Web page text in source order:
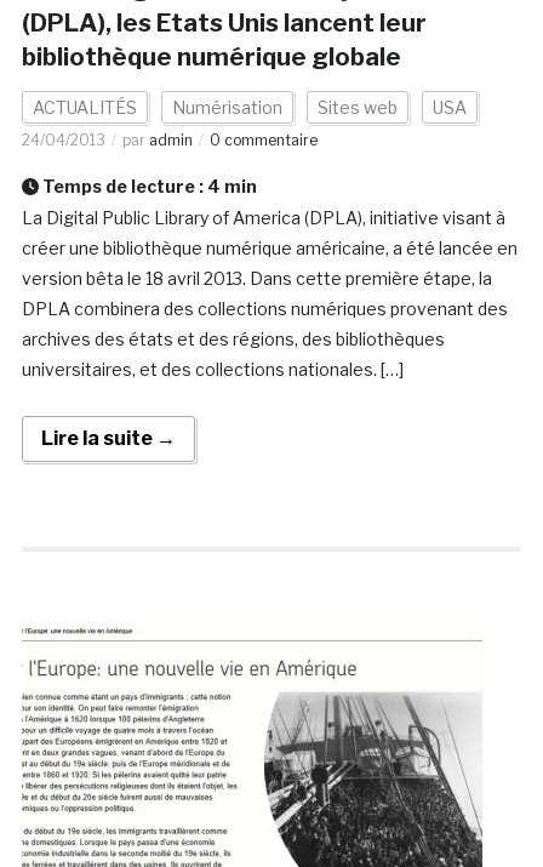
(DPLA), les Etats Unis lancent leur
bibliothèque numérique globale
ACTUALITÉS Numérisation Sites web USA
24/04/2013 par admin 0 commentaire
Temps de lecture : 4 min
La Digital Public Library of America (DPLA), initiative visant à
créer une bibliothèque numérique américaine, a été lancée en
version bêta le 18 avril 2013. Dans cette première étape, la
DPLA combinera des collections numériques provenant des
archives des états et des régions, des bibliothèques
universitaires, et des collections nationales. […]
Lire la suite →